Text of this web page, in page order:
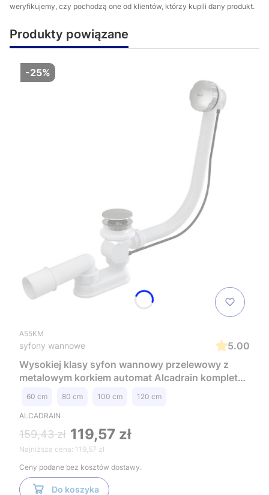
weryfikujemy, czy pochodzą one od klientów, którzy kupili dany produkt.
Produkty powiązane
-25%
A55KM
syfony wannowe
5.00
Wysokiej klasy syfon wannowy przelewowy z
metalowym korkiem automat Alcadrain kompletny
60 cm 80 cm 100 cm 120 cm
ALCADRAIN
159,43 zł 119,57 zł
Najniższa cena: 119,57 zł
Ceny podane bez kosztów dostawy.
Do koszyka